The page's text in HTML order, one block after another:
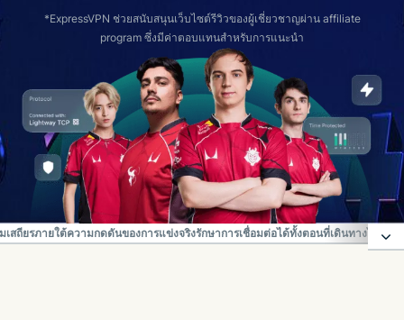
*ExpressVPN ช่วยสนับสนุนเว็บไซต์รีวิวของผู้เชี่ยวชาญผ่าน affiliate
program ซึ่งมีค่าตอบแทนสำหรับการแนะนำ
เสถียรภายใต้ความกดดันของการแข่งจริงรักษาการเชื่อมต่อได้ทั้งตอนที่เดินทางไปแข่ง